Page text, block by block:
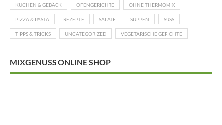
KUCHEN & GEBÄCK OFENGERICHTE OHNE THERMOMIX
PIZZA & PASTA REZEPTE SALATE SUPPEN SÜSS
TIPPS & TRICKS UNCATEGORIZED VEGETARISCHE GERICHTE
MIXGENUSS ONLINE SHOP